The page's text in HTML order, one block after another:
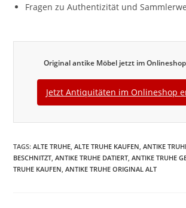
Fragen zu Authentizität und
Original antike Möbel jetzt im
Jetzt Antiquitäten im Onlineshop
TAGS:ALTE TRUHE ALTE TRUHE KAUFEN ANTIKE
BESCHNITZT ANTIKE TRUHE DATIERT ANTIKE TRUHE
TRUHE KAUFEN ANTIKE TRUHE ORIGINAL ALT